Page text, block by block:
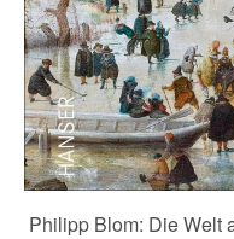
Philipp Blom: Die Welt